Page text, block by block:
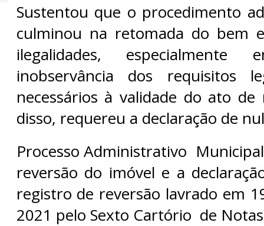
Sustentou que o procedimento
culminou na retomada do bem
ilegalidades,
inobservância dos requisitos
necessários à validade do ato de
disso, requereu a declaração de
Processo Administrativo
reversão do imóvel e a
registro de reversão lavrado em
2021 pelo Sexto Cartório de